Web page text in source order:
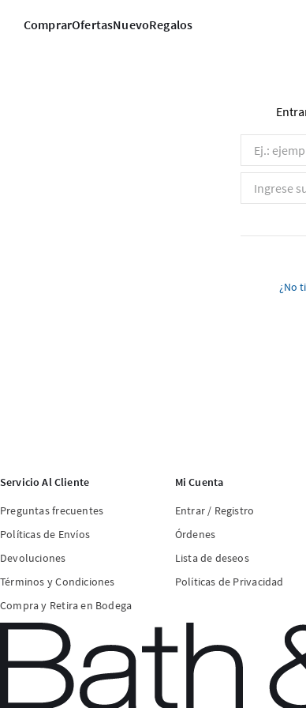
ComprarOfertasNuevoRegalos
¿No
Servicio Al Cliente
Preguntas frecuentes
Políticas de Envíos
Devoluciones
Términos y Condiciones
Compra y Retira en Bodega
Mi Cuenta
Entrar / Registro
Órdenes
Lista de deseos
Políticas de Privacidad